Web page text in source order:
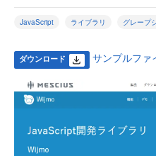
JavaScript ライブラリ グレープ
ダウンロード サンプルファ